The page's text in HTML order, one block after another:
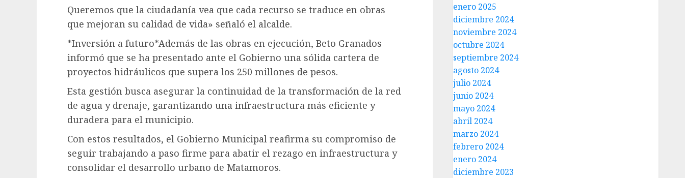
Queremos que la ciudadanía vea que cada recurso se traduce en obras
que mejoran su calidad de vida» señaló el alcalde.
*Inversión a futuro*Además de las obras en ejecución, Beto Granados
informó que se ha presentado ante el Gobierno una sólida cartera de
proyectos hidráulicos que supera los 250 millones de pesos.
Esta gestión busca asegurar la continuidad de la transformación de la red
de agua y drenaje, garantizando una infraestructura más eficiente y
duradera para el municipio.
Con estos resultados, el Gobierno Municipal reafirma su compromiso de
seguir trabajando a paso firme para abatir el rezago en infraestructura y
consolidar el desarrollo urbano de Matamoros.
enero 2025
diciembre 2024
noviembre 2024
octubre 2024
septiembre 2024
agosto 2024
julio 2024
junio 2024
mayo 2024
abril 2024
marzo 2024
febrero 2024
enero 2024
diciembre 2023